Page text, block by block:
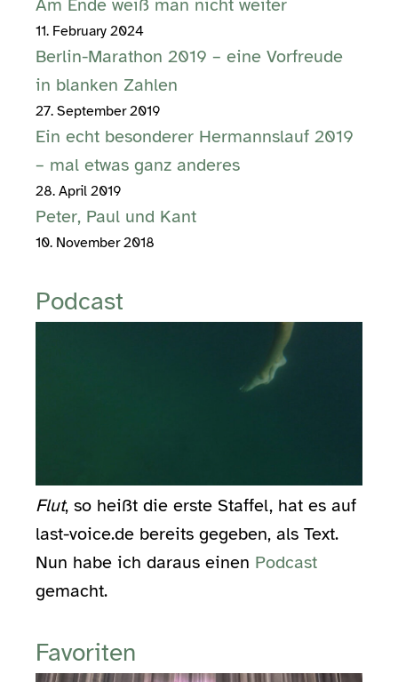
Am Ende weiß man nicht weiter
11. February 2024
Berlin-Marathon 2019 – eine Vorfreude
in blanken Zahlen
27. September 2019
Ein echt besonderer Hermannslauf 2019
– mal etwas ganz anderes
28. April 2019
Peter, Paul und Kant
10. November 2018
Podcast
Flut, so heißt die erste Staffel, hat es auf
last-voice.de bereits gegeben, als Text.
Nun habe ich daraus einen Podcast
gemacht.
Favoriten